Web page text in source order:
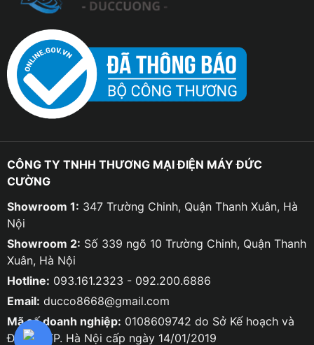
CÔNG TY TNHH THƯƠNG MẠI ĐIỆN MÁY ĐỨC
CƯỜNG
Showroom 1: 347 Trường Chinh, Quận Thanh Xuân, Hà
Nội
Showroom 2: Số 339 ngõ 10 Trường Chinh, Quận Thanh
Xuân, Hà Nội
Hotline: 093.161.2323 - 092.200.6886
Email: ducco8668@gmail.com
Mã số doanh nghiệp: 0108609742 do Sở Kế hoạch và
Đầu tư TP. Hà Nội cấp ngày 14/01/2019